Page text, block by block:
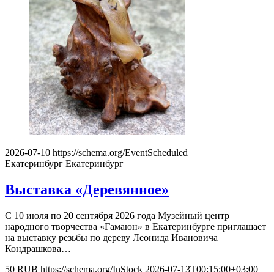
2026-07-10 https://schema.org/EventScheduled
Екатеринбург Екатеринбург
Выставка «Деревянное»
С 10 июля по 20 сентября 2026 года Музейный центр
народного творчества «Гамаюн» в Екатеринбурге приглашает
на выставку резьбы по дереву Леонида Ивановича
Кондрашкова…
50 RUB https://schema.org/InStock 2026-07-13T00:15:00+03:00